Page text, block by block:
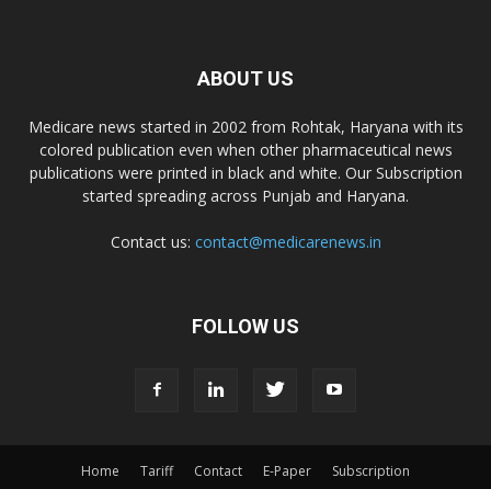
ABOUT US
Medicare news started in 2002 from Rohtak, Haryana with its
colored publication even when other pharmaceutical news
publications were printed in black and white. Our Subscription
started spreading across Punjab and Haryana.
Contact us: contact@medicarenews.in
FOLLOW US
Home Tariff Contact E-Paper Subscription